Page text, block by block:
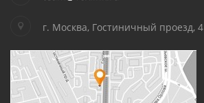
г. Москва, Гостиничный проезд, 4